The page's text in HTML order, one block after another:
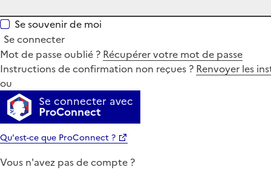
Se souvenir de moi
Se connecter
Mot de passe oublié ? Récupérer votre mot de passe
Instructions de confirmation non reçues ? Renvoyer les
ou
Se connecter avec
ProConnect
Qu'est-ce que ProConnect ?
Vous n'avez pas de compte ?